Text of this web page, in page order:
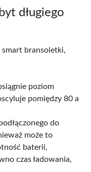
długiego
smart bransoletki,
poziom
pomiędzy 80 a
do
może to
baterii,
czas ładowania,